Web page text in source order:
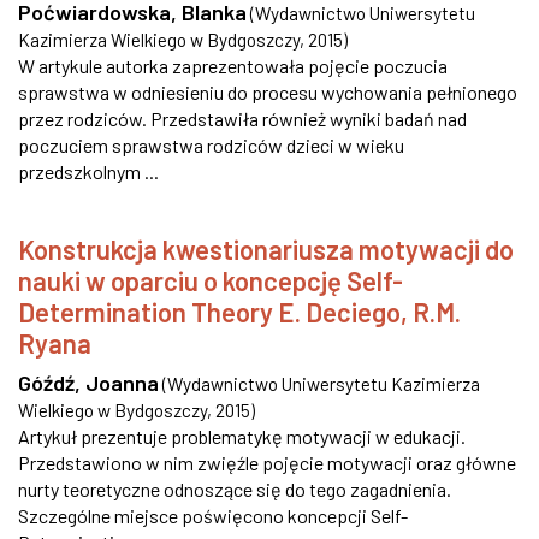
Poćwiardowska, Blanka (Wydawnictwo Uniwersytetu
Kazimierza Wielkiego w Bydgoszczy, 2015)
W artykule autorka zaprezentowała pojęcie poczucia
sprawstwa w odniesieniu do procesu wychowania pełnionego
przez rodziców. Przedstawiła również wyniki badań nad
poczuciem sprawstwa rodziców dzieci w wieku
przedszkolnym ...
Konstrukcja kwestionariusza motywacji do
nauki w oparciu o koncepcję Self-
Determination Theory E. Deciego, R.M.
Ryana
Góźdź, Joanna (Wydawnictwo Uniwersytetu Kazimierza
Wielkiego w Bydgoszczy, 2015)
Artykuł prezentuje problematykę motywacji w edukacji.
Przedstawiono w nim zwięźle pojęcie motywacji oraz główne
nurty teoretyczne odnoszące się do tego zagadnienia.
Szczególne miejsce poświęcono koncepcji Self-